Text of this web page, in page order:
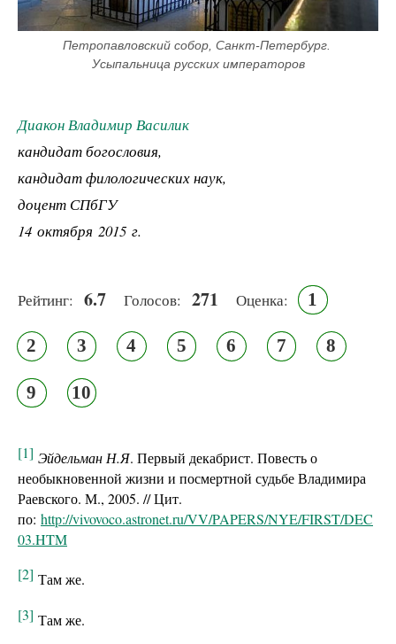
Петропавловский собор, Санкт-Петербург.
Усыпальница русских императоров
Диакон Владимир Василик
кандидат богословия,
кандидат филологических наук,
доцент СПбГУ
14 октября 2015 г.
Рейтинг: 6.7 Голосов: 271 Оценка: 1
2 3 4 5 6 7 8
9 10
[1] Эйдельман Н.Я. Первый декабрист. Повесть о
необыкновенной жизни и посмертной судьбе Владимира
Раевского. М., 2005. // Цит.
по: http://vivovoco.astronet.ru/VV/PAPERS/NYE/FIRST/DEC
03.HTM
[2] Там же.
[3] Там же.